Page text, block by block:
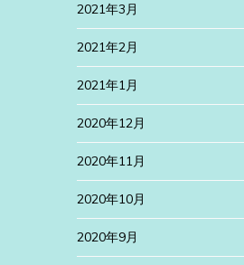
2021年3月
2021年2月
2021年1月
2020年12月
2020年11月
2020年10月
2020年9月